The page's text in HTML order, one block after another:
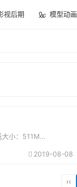
视后期 模型动画
小：511M...
2019-08-08
‹‹